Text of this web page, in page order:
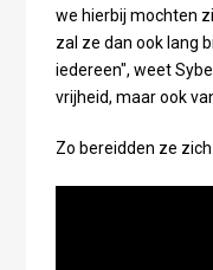
we hierbij mochten
zal ze dan ook lang
iedereen", weet
vrijheid, maar ook
Zo bereidden ze